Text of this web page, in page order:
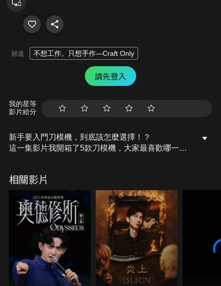
頻道 不想工作。只想手作—Craft Only
請先登入
我的星等
影片給分
新手要入門刀模機，到底該怎麼選擇！？️
這一集影片我開箱了5款刀模機，大家最喜歡哪一款
或是在底下留言喔～
相關影片